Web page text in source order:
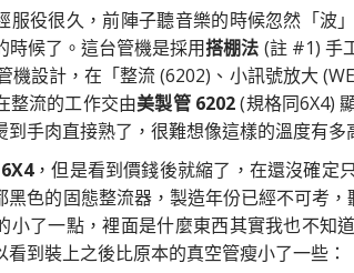
服役很久，前陣子聽音樂的時候忽然「波
時候了。這台管機是採用搭棚法 (註 #1) 手
機設計，在「整流 (6202)、小訊號放大
整流的工作交由美製管 6202(規格同6X4)
手肉直接熟了，很難想像這樣的溫度有多
，但是看到價錢後就縮了，在還沒確定
色的固態整流器，製造年份已經不可考
小了一點，裡面是什麼東西其實我也不知
到裝上之後比原本的真空管瘦小了一些：